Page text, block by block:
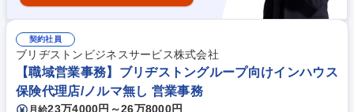
契約社員
ブリヂストンビジネスサービス株式会社
【職域営業事務】ブリヂストングループ向けインハウス
保険代理店/ノルマ無し 営業事務
月給23万4000円～26万8000円